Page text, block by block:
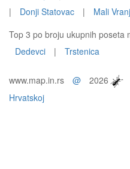
|
Donji Statovac | Mali Vranj
Top 3 po broju ukupnih poseta
Dedevci
| Trstenica
www.map.in.rs @ 2026
Hrvatskoj